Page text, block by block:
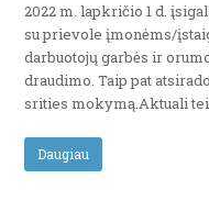
2022 m. lapkričio 1 d.
su prievole įmonėms/
darbuotojų garbės ir
draudimo. Taip pat
srities mokymą.Aktuali
Daugiau